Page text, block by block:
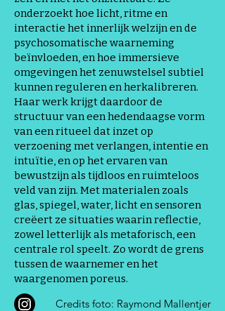
onderzoekt hoe licht, ritme en
interactie het innerlijk welzijn en de
psychosomatische waarneming
beïnvloeden, en hoe immersieve
omgevingen het zenuwstelsel subtiel
kunnen reguleren en herkalibreren.
Haar werk krijgt daardoor de
structuur van een hedendaagse vorm
van een ritueel dat inzet op
verzoening met verlangen, intentie en
intuïtie, en op het ervaren van
bewustzijn als tijdloos en ruimteloos
veld van zijn. Met materialen zoals
glas, spiegel, water, licht en sensoren
creëert ze situaties waarin reflectie,
zowel letterlijk als metaforisch, een
centrale rol speelt. Zo wordt de grens
tussen de waarnemer en het
waargenomen poreus.
Credits foto: Raymond Mallentjer